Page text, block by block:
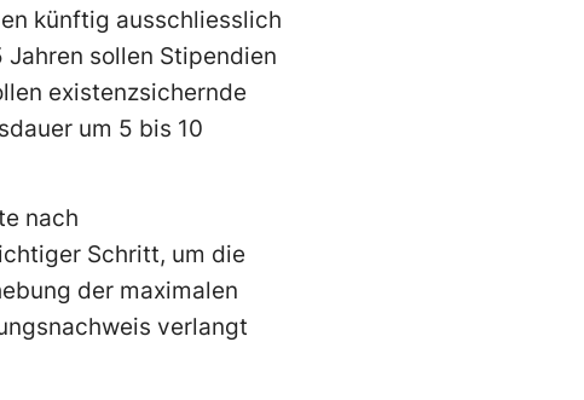
künftig ausschliesslich
sollen Stipendien
existenzsichernde
um 5 bis 10
nach
Schritt, um die
der maximalen
verlangt